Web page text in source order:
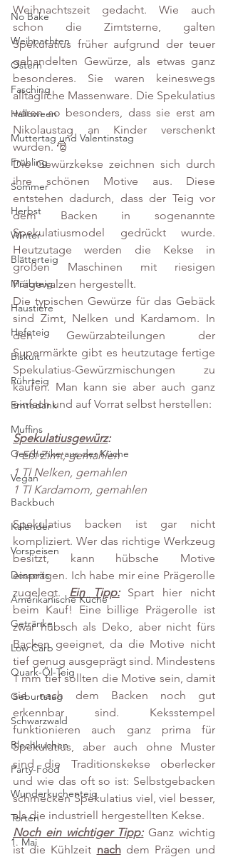
No Bake
Weihnachten
Ostern
Fasching
Halloween
Muttertag und Valentinstag
Frühling
Sommer
Herbst
Winter
Blätterteig
Mürbteig
Haustiere
Hefeteig
Biskuit
Rührteig
Erntedank
Muffins
Geschenke aus der Küche
Vegan
Backbuch
Kalender
Vorspeisen
Desserts
Amerikanische Küche
Getränke
Low Carb
Quark-Öl-Teig
Geburtstag
Schwarzwald
Blechkuchen
Party-Food
Wunderkuchenteig
Torten
1. Mai
Weihnachtszeit gedacht. Wie auch
schon die Zimtsterne, galten
Spekulatius früher aufgrund der teuer
gehandelten Gewürze, als etwas ganz
besonderes. Sie waren keineswegs
alltägliche Massenware. Die Spekulatius
waren so besonders, dass sie erst am
Nikolaustag an Kinder verschenkt
wurden. 🎅
Die Gewürzkekse zeichnen sich durch
ihre schönen Motive aus. Diese
entstehen dadurch, dass der Teig vor
dem Backen in sogenannte
Spekulatiusmodel gedrückt wurde.
Heutzutage werden die Kekse in
großen Maschinen mit riesigen
Prägewalzen hergestellt.
Die typischen Gewürze für das Gebäck
sind Zimt, Nelken und Kardamom. In
den Gewürzabteilungen der
Supermärkte gibt es heutzutage fertige
Spekulatius-Gewürzmischungen zu
kaufen. Man kann sie aber auch ganz
einfach und auf Vorrat selbst herstellen:
Spekulatiusgewürz:
1 Eßl Zimt, gemahlen
1 Tl Nelken, gemahlen
1 Tl Kardamom, gemahlen
Spekulatius backen ist gar nicht
kompliziert. Wer das richtige Werkzeug
besitzt, kann hübsche Motive
einprägen. Ich habe mir eine Prägerolle
zugelegt. Ein Tipp: Spart hier nicht
beim Kauf! Eine billige Prägerolle ist
zwar hübsch als Deko, aber nicht fürs
Backen geeignet, da die Motive nicht
tief genug ausgeprägt sind. Mindestens
1 mm tief sollten die Motive sein, damit
sie nach dem Backen noch gut
erkennbar sind. Keksstempel
funktionieren auch ganz prima für
Spekulatius, aber auch ohne Muster
sind die Traditionskekse oberlecker
und wie das oft so ist: Selbstgebacken
schmecken Spekulatius viel, viel besser,
als die industriell hergestellten Kekse.
Noch ein wichtiger Tipp: Ganz wichtig
ist die Kühlzeit nach dem Prägen und